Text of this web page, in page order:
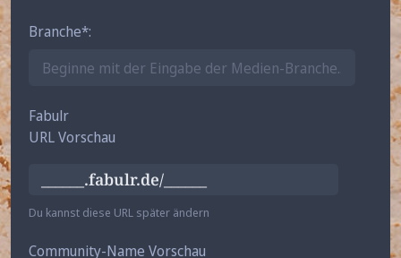
Branche
Fabulr
URL Vorschau
______.fabulr.de/______
Du kannst diese URL später ändern
Community-Name Vorschau